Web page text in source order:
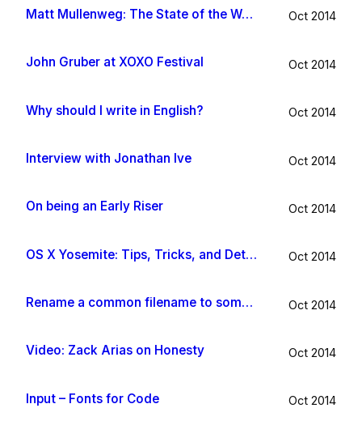
Matt Mullenweg: The State of the Word 2014 Oct 2014
John Gruber at XOXO Festival Oct 2014
Why should I write in English? Oct 2014
Interview with Jonathan Ive Oct 2014
On being an Early Riser Oct 2014
OS X Yosemite: Tips, Tricks, and Details Oct 2014
Rename a common filename to something useful with Hazel app Oct 2014
Video: Zack Arias on Honesty Oct 2014
Input – Fonts for Code Oct 2014